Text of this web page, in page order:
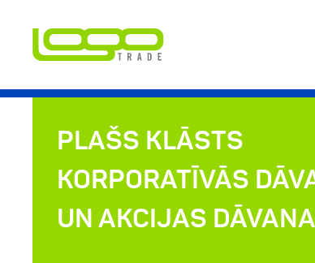
PLAŠS KLĀSTS
KORPORATĪVĀS
UN AKCIJAS